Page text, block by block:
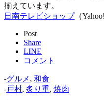
揃えています。
日南テレビショップ（
Post
Share
LINE
コメント
-グルメ , 和食
-戸村, 炙り重, 焼肉